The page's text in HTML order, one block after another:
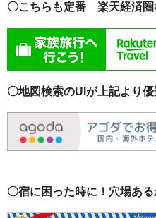
〇こちらも定番 楽天経済圏
〇地図検索のUIが上記より優
〇宿に困った時に！穴場ある